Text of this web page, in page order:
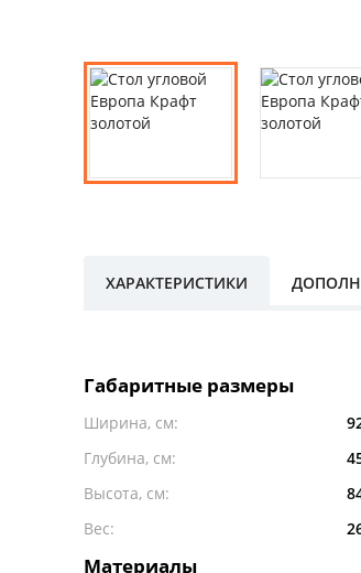
ХАРАКТЕРИСТИКИ
Габаритные размеры
Ширина, см:
Глубина, см:
Высота, см:
Вес:
Материалы